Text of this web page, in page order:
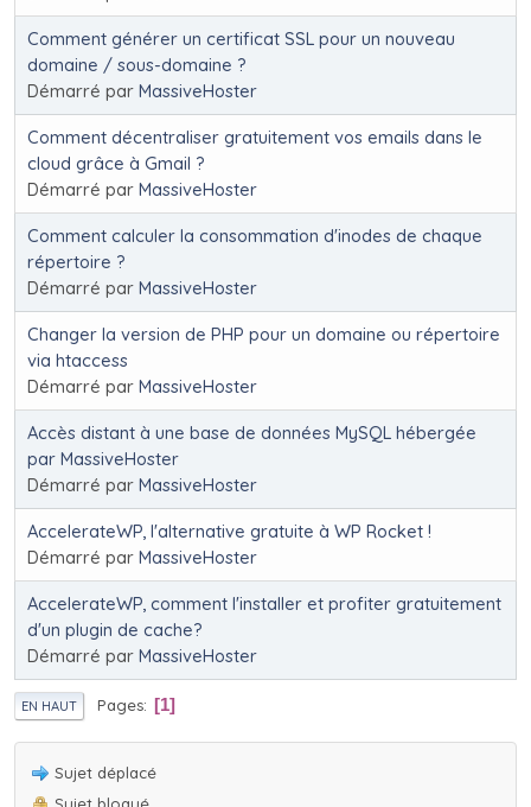
Comment générer un certificat SSL pour un nouveau
domaine / sous-domaine ?
Démarré par MassiveHoster
Comment décentraliser gratuitement vos emails dans le
cloud grâce à Gmail ?
Démarré par MassiveHoster
Comment calculer la consommation d'inodes de chaque
répertoire ?
Démarré par MassiveHoster
Changer la version de PHP pour un domaine ou répertoire
via htaccess
Démarré par MassiveHoster
Accès distant à une base de données MySQL hébergée
par MassiveHoster
Démarré par MassiveHoster
AccelerateWP, l'alternative gratuite à WP Rocket !
Démarré par MassiveHoster
AccelerateWP, comment l'installer et profiter gratuitement
d'un plugin de cache?
Démarré par MassiveHoster
EN HAUT Pages 1
Sujet déplacé
Sujet bloqué